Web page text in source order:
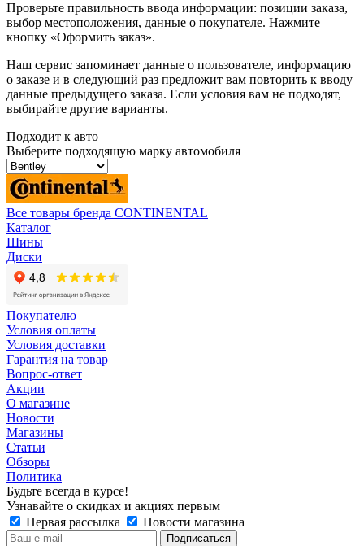
Проверьте правильность ввода информации: позиции заказа,
выбор местоположения, данные о покупателе. Нажмите
кнопку «Оформить заказ».
Наш сервис запоминает данные о пользователе, информацию
о заказе и в следующий раз предложит вам повторить к вводу
данные предыдущего заказа. Если условия вам не подходят,
выбирайте другие варианты.
Подходит к авто
Выберите подходящую марку автомобиля
Все товары бренда CONTINENTAL
Каталог
Шины
Диски
Покупателю
Условия оплаты
Условия доставки
Гарантия на товар
Вопрос-ответ
Акции
О магазине
Новости
Магазины
Статьи
Обзоры
Политика
Будьте всегда в курсе!
Узнавайте о скидках и акциях первым
Первая рассылка
Новости магазина